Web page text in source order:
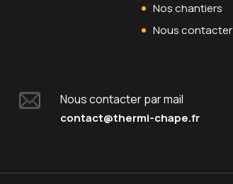
Nos chantiers
Nous contacter
Nous contacter par mail
contact@thermi-chape.fr